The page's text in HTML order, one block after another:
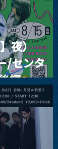
夜）
/センタ
編』